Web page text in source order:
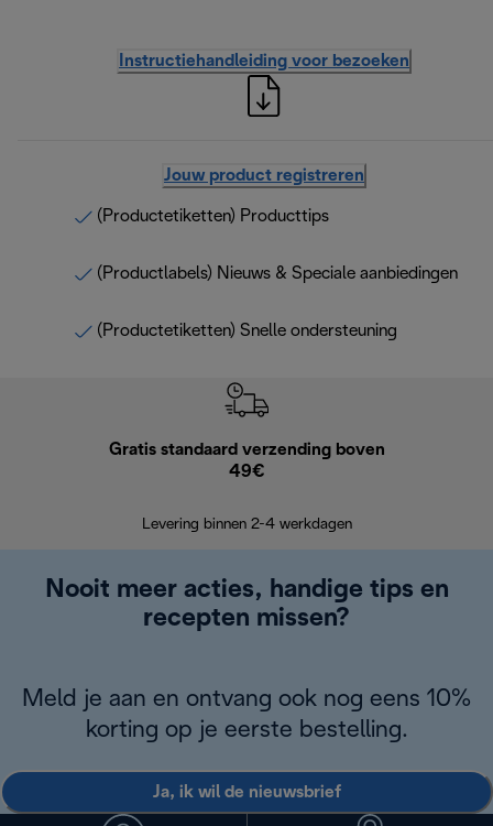
Instructiehandleiding voor bezoeken
Jouw product registreren
(Productetiketten) Producttips
(Productlabels) Nieuws & Speciale aanbiedingen
(Productetiketten) Snelle ondersteuning
Gratis standaard verzending boven
49€
Levering binnen 2-4 werkdagen
Nooit meer acties, handige tips en
recepten missen?
Meld je aan en ontvang ook nog eens 10%
korting op je eerste bestelling.
Ja, ik wil de nieuwsbrief